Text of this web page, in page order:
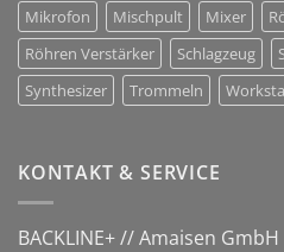
Mikrofon
Mischpult Mixer
Röhren Verstärker
Schlagzeug
Synthesizer
Trommeln
KONTAKT & SERVICE
BACKLINE+ // Amaisen